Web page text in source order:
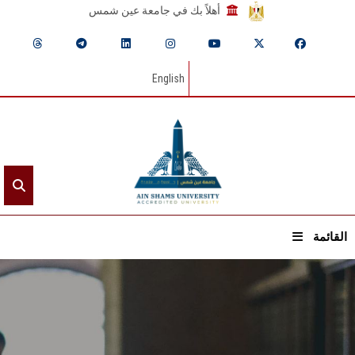
أهلاً بك في جامعة عين شمس
English
القائمة
الرئيسيـة